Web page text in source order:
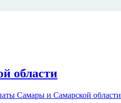
области
Самары и Самарской области